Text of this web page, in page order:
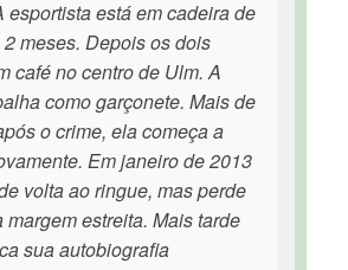
esportista está em cadeira de
meses. Depois os dois
café no centro de Ulm. A
como garçonete. Mais de
o crime, ela começa a
Em janeiro de 2013
volta ao ringue, mas perde
margem estreita. Mais tarde
sua autobiografia